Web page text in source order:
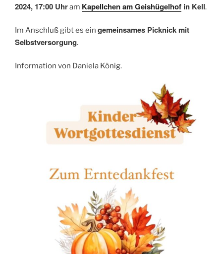
2024, 17:00 Uhram Kapellchen am Geishügelhof in Kell.
Im Anschluß gibt es ein gemeinsames Picknick mit
Selbstversorgung.
Information von Daniela König.